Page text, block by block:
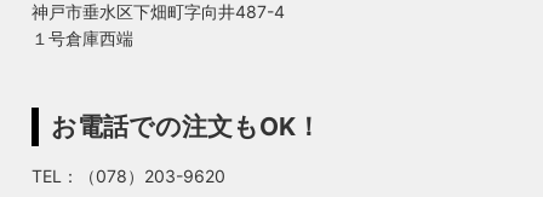
神戸市垂水区下畑町字向井487-4
１号倉庫西端
お電話での注文もOK！
TEL：（078）203-9620